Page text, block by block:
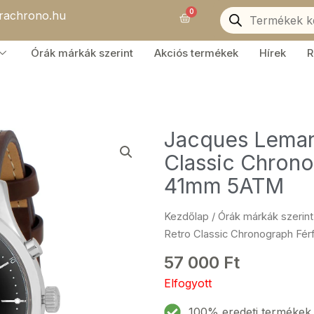
0Kosár
Products
search
Órák márkák szerint Akciós termékek Hírek
Jacques
Classic
41mm 5ATM
Kezdőlap / Órák márkák szerint
Retro Classic Chronograph
57 000 Ft
Elfogyott